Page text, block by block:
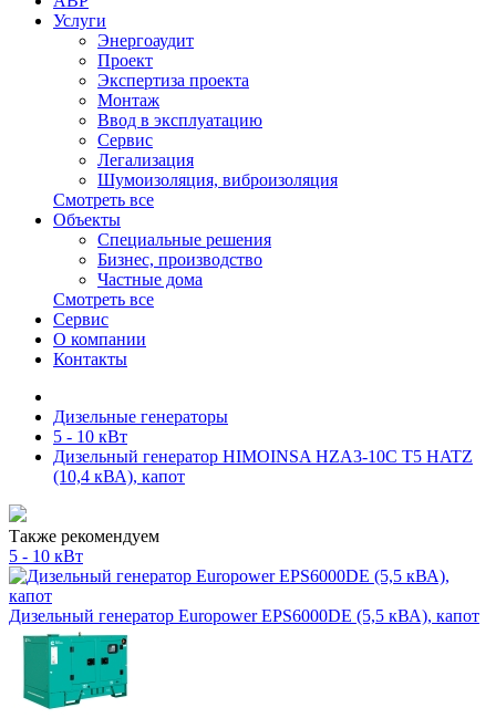
Услуги
Энергоаудит
Проект
Экспертиза проекта
Монтаж
Ввод в эксплуатацию
Сервис
Легализация
Шумоизоляция, виброизоляция
Смотреть все
Объекты
Специальные решения
Бизнес, производство
Частные дома
Смотреть все
Сервис
О компании
Контакты
Дизельные генераторы
5 - 10 кВт
Дизельный генератор HIMOINSA HZA3-10C T5 HATZ
(10,4 кВА), капот
Также рекомендуем
5 - 10 кВт
Дизельный генератор Europower EPS6000DE (5,5 кВА), капот